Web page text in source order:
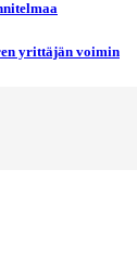
yrittäjän voimin